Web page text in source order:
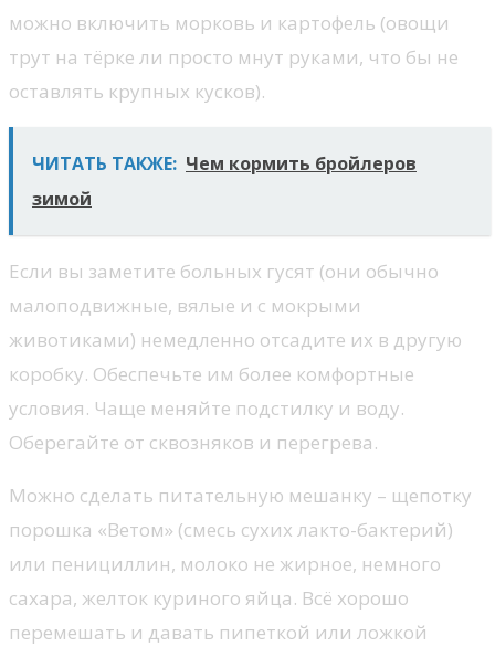
можно включить морковь и картофель (овощи
трут на тёрке ли просто мнут руками, что бы не
оставлять крупных кусков).
ЧИТАТЬ ТАКЖЕ: Чем кормить бройлеров
зимой
Если вы заметите больных гусят (они обычно
малоподвижные, вялые и с мокрыми
животиками) немедленно отсадите их в другую
коробку. Обеспечьте им более комфортные
условия. Чаще меняйте подстилку и воду.
Оберегайте от сквозняков и перегрева.
Можно сделать питательную мешанку – щепотку
порошка «Ветом» (смесь сухих лакто-бактерий)
или пенициллин, молоко не жирное, немного
сахара, желток куриного яйца. Всё хорошо
перемешать и давать пипеткой или ложкой